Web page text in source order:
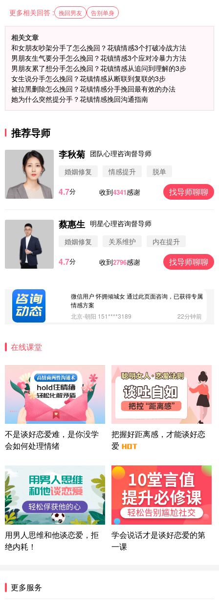
更多相关回答 : 挽回男友 告别单身
相关文章
和女朋友吵架分手了怎么挽回？花镇情感3个打破冷战方法
男朋友生气要分手怎么挽回？花镇情感3个应对冷暴力方法
男朋友累了想分手怎么挽回？花镇情感从追问到理解的3步
女生说分手怎么挽回？花镇情感从断联到复联的3步
被拉黑删除怎么挽回？花镇情感分手挽回最有效的办法
她为什么突然提分手？花镇情感挽回沟通指南
推荐导师
李秋菊 团队心理咨询督导师
婚姻修复
情感提升 脱单
4.7分 收到4341感谢 找导师聊聊
蔡惠生 明星心理咨询督导师
婚姻修复
关系维护 内在提升
4.7分 收到2796感谢 找导师聊聊
案
32分钟前
微信用户 Vnno 通过此页面咨询，已获得专属情感方
微信用户 大太阳 通过此页面咨询，已获得专属情感
方案
微信用户 安康 通过此页面咨询，已获得专属情感方
微信用户 怀拥倾城女 通过此页面咨询，已获得专属
情感方案
北京-朝阳 151****3189
22分钟前
方案
广东-广州 188****5632
12分钟前
微信用户 司马锘 通过此页面咨询，已获得专属情感
方案
湖北-武汉 135****7410
41分钟前
微信用户 困困魚? 通过此页面咨询，已获得专属情感
方案
陕西-西安 139****6283
浙江-宁波 150****8921
28分钟前
微信用户 逆光下的微笑 通过此页面咨询，已获得专
属情感方案
湖南-长沙 187****3359
18分钟前
微信用户 超 通过此页面咨询，已获得专属情感方案
福建-厦门 159****4462
在线课堂
不是谈好恋爱难，是你没学
会如何处理情绪
把握好距离感，才能谈好恋
爱
用男人思维和他谈恋爱，拒
绝内耗！
学会说话才是谈好恋爱的第
一课
更多服务